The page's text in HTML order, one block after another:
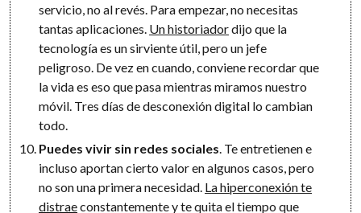
servicio, no al revés. Para empezar, no necesitas
tantas aplicaciones. Un historiadordijo que la
tecnología es un sirviente útil, pero un jefe
peligroso. De vez en cuando, conviene recordar que
la vida es eso que pasa mientras miramos nuestro
móvil. Tres días de desconexión digital lo cambian
todo.
Puedes vivir sin redes sociales. Te entretienen e
incluso aportan cierto valor en algunos casos, pero
no son una primera necesidad. La hiperconexión te
distraeconstantemente y te quita el tiempo que